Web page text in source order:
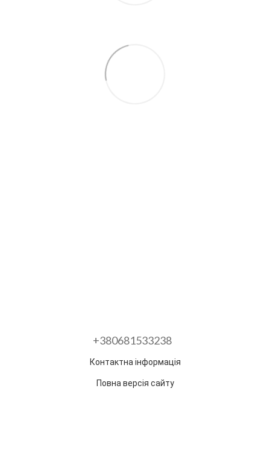
+380681533238
Контактна інформація
Повна версія сайту